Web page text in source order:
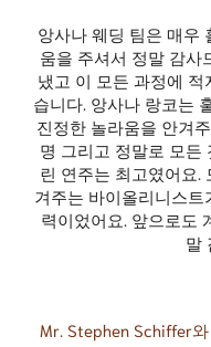
앙사나 웨딩 팀은 매우
움을 주셔서 정말 감사
냈고 이 모든 과정에
습니다. 앙사나 랑코는
진정한 놀라움을 안겨
명 그리고 정말로 모든
린 연주는 최고였어요.
겨주는 바이올리니스트
력이었어요. 앞으로도
말
Mr. Stephen Schiffer